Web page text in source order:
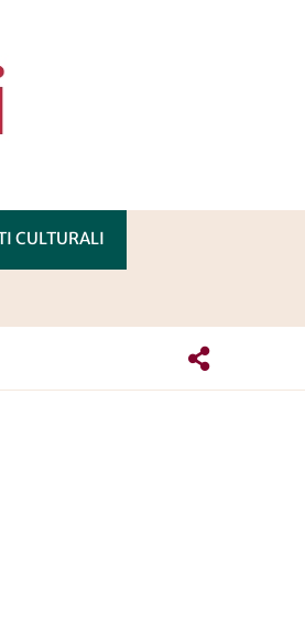
CULTURALI